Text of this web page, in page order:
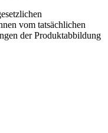
vom tatsächlichen
der Produktabbildung